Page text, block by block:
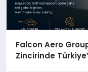
Falcon Aero
Zincirinde